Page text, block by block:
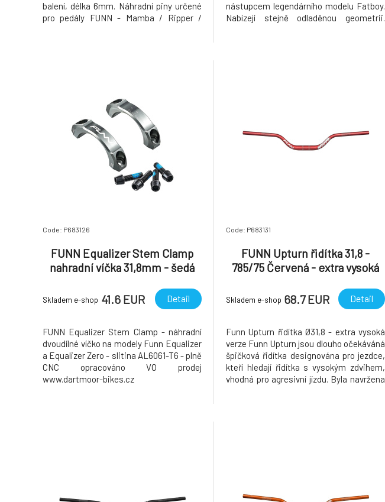
balení, délka 6mm. Náhradní piny určené
pro pedály FUNN - Mamba / Ripper /
nástupcem legendárního modelu Fatboy.
Nabízejí stejně odladěnou geometrii.
Code: P683126
FUNN Equalizer Stem Clamp
nahradní víčka 31,8mm - šedá
Skladem e-shop 41.6 EUR Detail
FUNN Equalizer Stem Clamp - náhradní
dvoudílné víčko na modely Funn Equalizer
a Equalizer Zero - slitina AL6061-T6 - plně
CNC opracováno VO prodej
www.dartmoor-bikes.cz
Code: P683131
FUNN Upturn řidítka 31,8 -
785/75 Červená - extra vysoká
Skladem e-shop 68.7 EUR Detail
Funn Upturn řidítka Ø31,8 - extra vysoká
verze Funn Upturn jsou dlouho očekáváná
špičková řidítka designována pro jezdce,
kteří hledají řidítka s vysokým zdvihem,
vhodná pro agresivní jízdu. Byla navržena